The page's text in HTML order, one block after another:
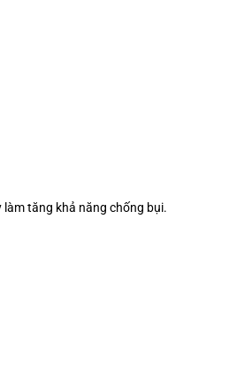
tăng khả năng chống bụi.